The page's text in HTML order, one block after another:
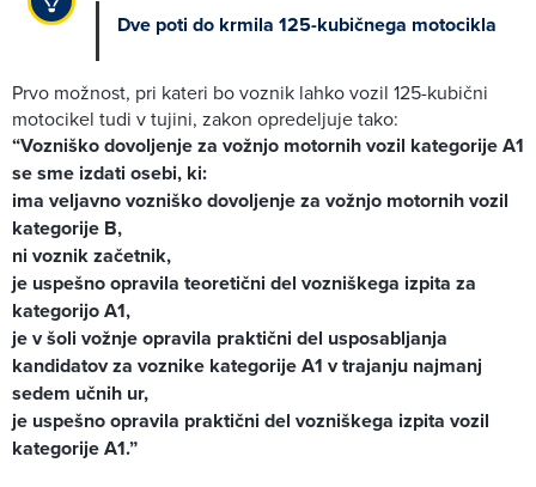
Dve poti do krmila 125-kubičnega motocikla
Prvo možnost, pri kateri bo voznik lahko vozil 125-kubični
motocikel tudi v tujini, zakon opredeljuje tako:
“Vozniško dovoljenje za vožnjo motornih vozil kategorije A1
se sme izdati osebi, ki:
ima veljavno vozniško dovoljenje za vožnjo motornih vozil
kategorije B,
ni voznik začetnik,
je uspešno opravila teoretični del vozniškega izpita za
kategorijo A1,
je v šoli vožnje opravila praktični del usposabljanja
kandidatov za voznike kategorije A1 v trajanju najmanj
sedem učnih ur,
je uspešno opravila praktični del vozniškega izpita vozil
kategorije A1.”